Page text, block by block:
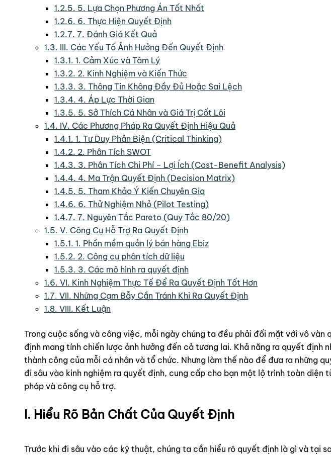
1.2.5. 5. Lựa Chọn Phương Án Tốt Nhất
1.2.6. 6. Thực Hiện Quyết Định
1.2.7. 7. Đánh Giá Kết Quả
1.3. III. Các Yếu Tố Ảnh Hưởng Đến Quyết Định
1.3.1. 1. Cảm Xúc và Tâm Lý
1.3.2. 2. Kinh Nghiệm và Kiến Thức
1.3.3. 3. Thông Tin Không Đầy Đủ Hoặc Sai Lệch
1.3.4. 4. Áp Lực Thời Gian
1.3.5. 5. Sở Thích Cá Nhân và Giá Trị Cốt Lõi
1.4. IV. Các Phương Pháp Ra Quyết Định Hiệu Quả
1.4.1. 1. Tư Duy Phản Biện (Critical Thinking)
1.4.2. 2. Phân Tích SWOT
1.4.3. 3. Phân Tích Chi Phí – Lợi Ích (Cost-Benefit Analysis)
1.4.4. 4. Ma Trận Quyết Định (Decision Matrix)
1.4.5. 5. Tham Khảo Ý Kiến Chuyên Gia
1.4.6. 6. Thử Nghiệm Nhỏ (Pilot Testing)
1.4.7. 7. Nguyên Tắc Pareto (Quy Tắc 80/20)
1.5. V. Công Cụ Hỗ Trợ Ra Quyết Định
1.5.1. 1. Phần mềm quản lý bán hàng Ebiz
1.5.2. 2. Công cụ phân tích dữ liệu
1.5.3. 3. Các mô hình ra quyết định
1.6. VI. Kinh Nghiệm Thực Tế Để Ra Quyết Định Tốt Hơn
1.7. VII. Những Cạm Bẫy Cần Tránh Khi Ra Quyết Định
1.8. VIII. Kết Luận
Trong cuộc sống và công việc, mỗi ngày chúng ta đều phải đối mặt với vô vàn
định mang tính chiến lược ảnh hưởng đến cả tương lai. Khả năng ra quyết
thành công của mỗi cá nhân và tổ chức. Nhưng làm thế nào để đưa ra những
đi sâu vào kinh nghiệm ra quyết định, cung cấp cho bạn một lộ trình toàn
pháp và công cụ hỗ trợ.
I. Hiểu Rõ Bản Chất Của Quyết Định
Trước khi đi sâu vào các kỹ thuật, chúng ta cần hiểu rõ quyết định là gì và tại